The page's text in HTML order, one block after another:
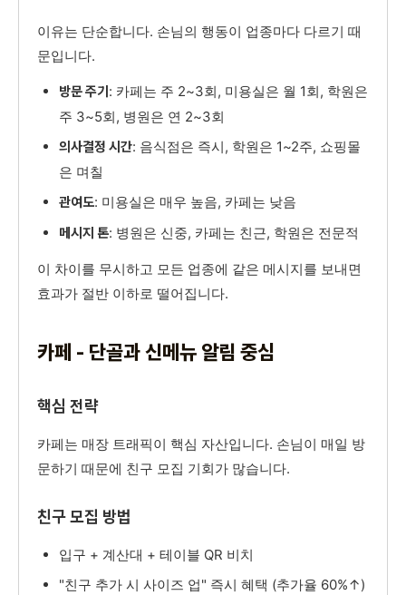
이유는 단순합니다. 손님의 행동이 업종마다 다르기 때
문입니다.
방문 주기 : 카페는 주 2~3회, 미용실은 월 1회, 학원은
주 3~5회, 병원은 연 2~3회
의사결정 시간: 음식점은 즉시, 학원은 1~2주, 쇼핑몰
은 며칠
관여도: 미용실은 매우 높음, 카페는 낮음
메시지 톤: 병원은 신중, 카페는 친근, 학원은 전문적
이 차이를 무시하고 모든 업종에 같은 메시지를 보내면
효과가 절반 이하로 떨어집니다.
카페 - 단골과 신메뉴 알림 중심
핵심 전략
카페는 매장 트래픽이 핵심 자산입니다. 손님이 매일 방
문하기 때문에 친구 모집 기회가 많습니다.
친구 모집 방법
입구 + 계산대 + 테이블 QR 비치
"친구 추가 시 사이즈 업" 즉시 혜택 (추가율 60%↑)